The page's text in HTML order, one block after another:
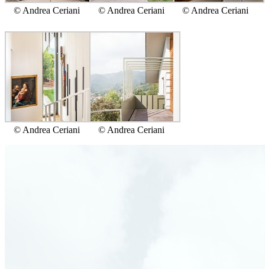
© Andrea Ceriani © Andrea Ceriani © Andrea Ceriani
© Andrea Ceriani © Andrea Ceriani